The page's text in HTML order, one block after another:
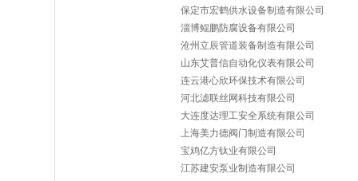
保定市宏鹤供水设备制造有限公司
淄博鲲鹏防腐设备有限公司
沧州立辰管道装备制造有限公司
山东艾普信自动化仪表有限公司
连云港心欣环保技术有限公司
河北滤联丝网科技有限公司
大连度达理工安全系统有限公司
上海美力德阀门制造有限公司
宝鸡亿方钛业有限公司
江苏建安泵业制造有限公司